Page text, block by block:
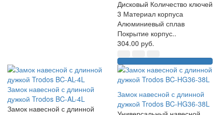
Дисковый Количество ключей
3 Материал корпуса
Алюминиевый сплав
Покрытие корпус..
304.00 руб.
Замок навесной с длинной
дужкой Trodos BC-AL-4L
Замок навесной с длинной
Замок навесной с длинной
дужкой Trodos BC-HG36-38L